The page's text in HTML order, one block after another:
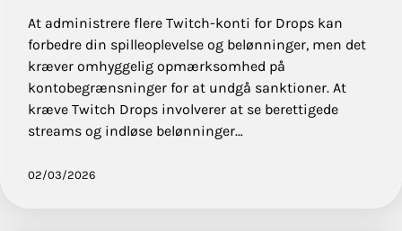
At administrere flere Twitch-konti for Drops kan
forbedre din spilleoplevelse og belønninger, men det
kræver omhyggelig opmærksomhed på
kontobegrænsninger for at undgå sanktioner. At
kræve Twitch Drops involverer at se berettigede
streams og indløse belønninger…
02/03/2026